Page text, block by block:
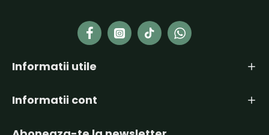
Informatii utile
Informatii cont